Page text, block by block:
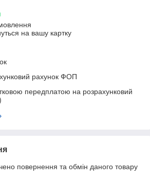
на вашу картку
рахунок ФОП
передплатою на розрахунковий
повернення та обмін даного товару